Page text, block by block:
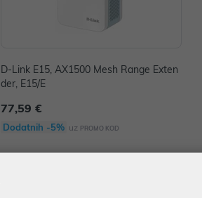
D-Link E15, AX1500 Mesh Range Exten
der, E15/E
77,59 €
Dodatnih -5% uz PROMO KOD